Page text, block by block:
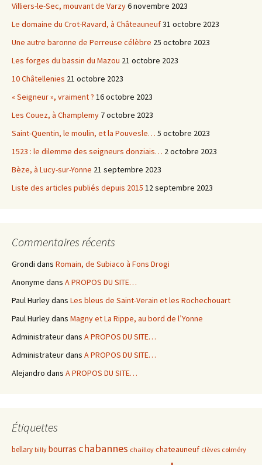
Villiers-le-Sec, mouvant de Varzy6 novembre 2023
Le domaine du Crot-Ravard, à Châteauneuf31 octobre 2023
Une autre baronne de Perreuse célèbre 25 octobre 2023
Les forges du bassin du Mazou 21 octobre 2023
10 Châtellenies 21 octobre 2023
« Seigneur », vraiment ? 16 octobre 2023
Les Couez, à Champlemy 7 octobre 2023
Saint-Quentin, le moulin, et la Pouvesle… 5 octobre 2023
1523 : le dilemme des seigneurs donziais… 2 octobre 2023
Bèze, à Lucy-sur-Yonne 21 septembre 2023
Liste des articles publiés depuis 2015 12 septembre 2023
Commentaires récents
Grondi dans Romain, de Subiaco à Fons Drogi
Anonyme dans A PROPOS DU SITE…
Paul Hurleydans Les bleus de Saint-Verain et les Rochechouart
Paul Hurleydans Magny et La Rippe, au bord de l’Yonne
Administrateurdans A PROPOS DU SITE…
Administrateurdans A PROPOS DU SITE…
Alejandro dans A PROPOS DU SITE…
Étiquettes
bellary billy bourras chabannes chailloy chateauneuf clèves colméry